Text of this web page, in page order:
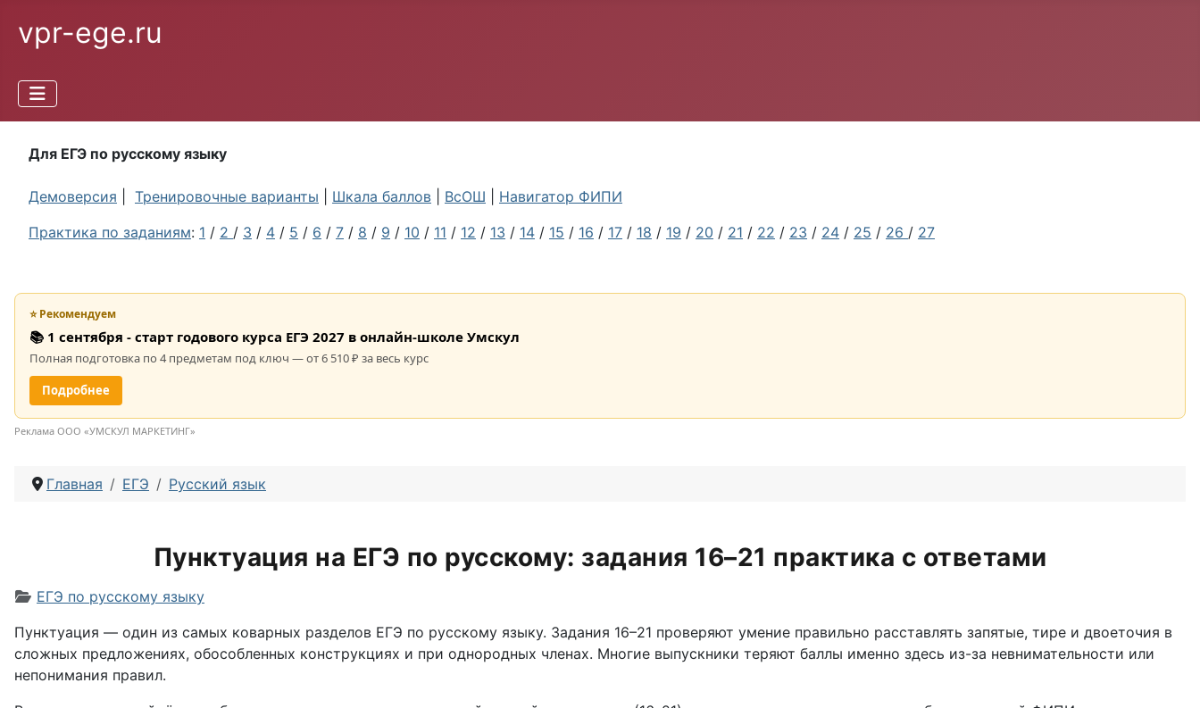
vpr-ege.ru
Для ЕГЭ по русскому языку
Демоверсия Тренировочные варианты Шкала баллов ВсОШ
Навигатор ФИПИ
Практика по заданиям: 1 / 2 / 3 / 4 / 5 / 6 / 7 / 8 / 9 / 10 / 11 / 12 / 13 / 14 / 15 / 16 / 17 / 18 / 19 / 20 / 21 / 22 / 23 / 24 / 25 / 26 / 27
⭐ Рекомендуем
📚 1 сентября - старт годового курса ЕГЭ 2027 в онлайн-школе Умскул
Полная подготовка по 4 предметам под ключ — от 6 510 ₽ за весь курс
Подробнее
Реклама ООО «УМСКУЛ МАРКЕТИНГ»
Главная ЕГЭ Русский язык
Пунктуация на ЕГЭ по русскому: задания 16–21 практика с ответами
Информация о материале
ЕГЭ по русскому языку
Пунктуация — один из самых коварных разделов ЕГЭ по русскому языку. Задания 16–21 проверяют умение правильно расставлять запятые, тире и двоеточия в
сложных предложениях, обособленных конструкциях и при однородных членах. Многие выпускники теряют баллы именно здесь из-за невнимательности или
непонимания правил.